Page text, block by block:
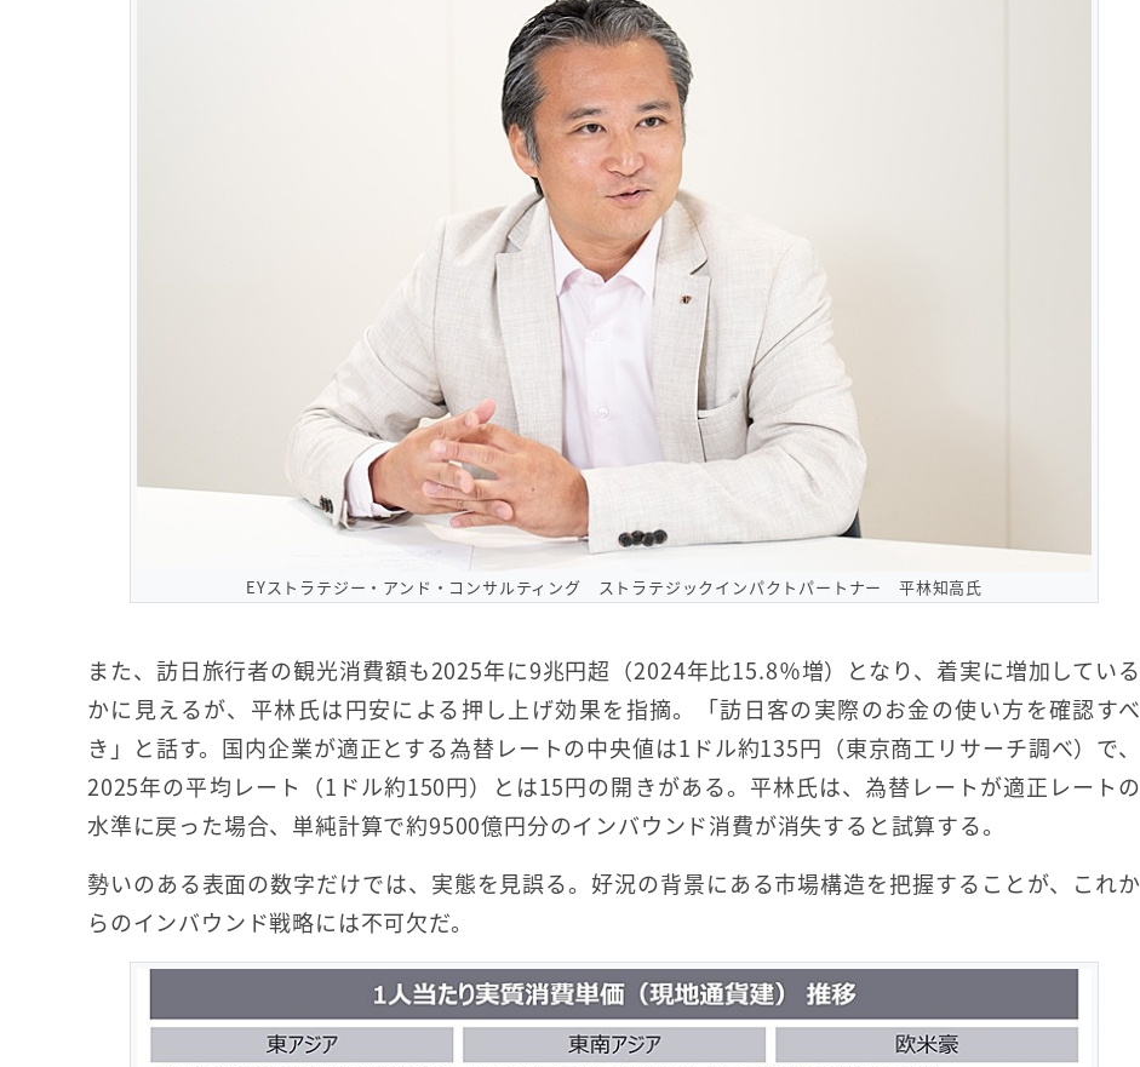
EYストラテジー・アンド・コンサルティング ストラテジックインパクトパートナー 平林知高氏
また、訪日旅行者の観光消費額も2025年に9兆円超（2024年比15.8％増）となり、着実に増加している
かに見えるが、平林氏は円安による押し上げ効果を指摘。「訪日客の実際のお金の使い方を確認すべ
き」と話す。国内企業が適正とする為替レートの中央値は1ドル約135円（東京商工リサーチ調べ）で、
2025年の平均レート（1ドル約150円）とは15円の開きがある。平林氏は、為替レートが適正レートの
水準に戻った場合、単純計算で約9500億円分のインバウンド消費が消失すると試算する。
勢いのある表面の数字だけでは、実態を見誤る。好況の背景にある市場構造を把握することが、これか
らのインバウンド戦略には不可欠だ。